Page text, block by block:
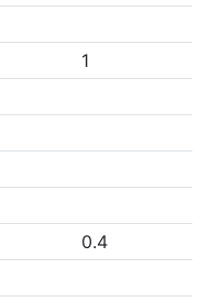
1
0.4